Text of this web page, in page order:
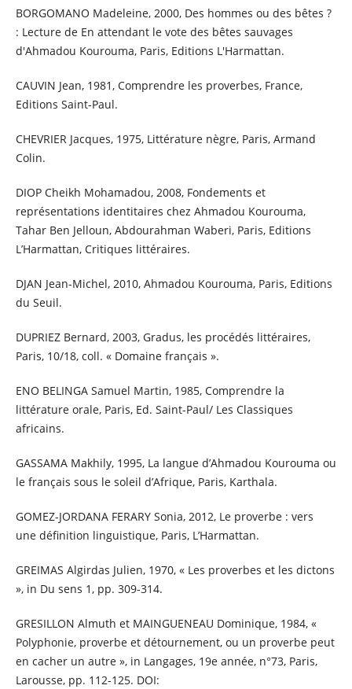
BORGOMANO Madeleine, 2000, Des hommes ou des bêtes ?
: Lecture de En attendant le vote des bêtes sauvages
d'Ahmadou Kourouma, Paris, Editions L'Harmattan.
CAUVIN Jean, 1981, Comprendre les proverbes, France,
Editions Saint-Paul.
CHEVRIER Jacques, 1975, Littérature nègre, Paris, Armand
Colin.
DIOP Cheikh Mohamadou, 2008, Fondements et
représentations identitaires chez Ahmadou Kourouma,
Tahar Ben Jelloun, Abdourahman Waberi, Paris, Editions
L’Harmattan, Critiques littéraires.
DJAN Jean-Michel, 2010, Ahmadou Kourouma, Paris, Editions
du Seuil.
DUPRIEZ Bernard, 2003, Gradus, les procédés littéraires,
Paris, 10/18, coll. « Domaine français ».
ENO BELINGA Samuel Martin, 1985, Comprendre la
littérature orale, Paris, Ed. Saint-Paul/ Les Classiques
africains.
GASSAMA Makhily, 1995, La langue d’Ahmadou Kourouma ou
le français sous le soleil d’Afrique, Paris, Karthala.
GOMEZ-JORDANA FERARY Sonia, 2012, Le proverbe : vers
une définition linguistique, Paris, L’Harmattan.
GREIMAS Algirdas Julien, 1970, « Les proverbes et les dictons
», in Du sens 1, pp. 309-314.
GRESILLON Almuth et MAINGUENEAU Dominique, 1984, «
Polyphonie, proverbe et détournement, ou un proverbe peut
en cacher un autre », in Langages, 19e année, n°73, Paris,
Larousse, pp. 112-125. DOI: